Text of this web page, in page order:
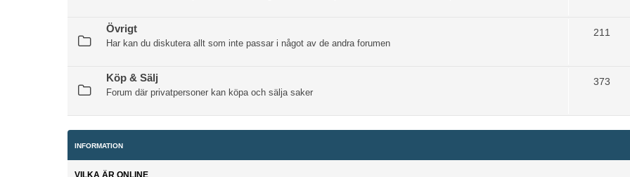
Övrigt
Har kan du diskutera allt som inte passar i något av de andra forumen
211
Köp & Sälj
Forum där privatpersoner kan köpa och sälja saker
373
INFORMATION
VILKA ÄR ONLINE